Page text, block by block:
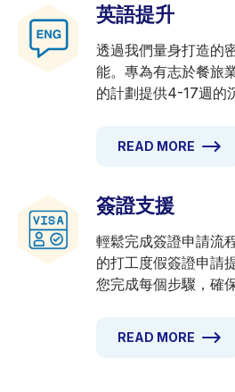
英語提升
透過我們量身打造的
能。專為有志於餐旅
的計劃提供4-17週的
保您為實習做好充分
READ MORE
簽證支援
輕鬆完成簽證申請流
的打工度假簽證申請
您完成每個步驟，確
險。
READ MORE